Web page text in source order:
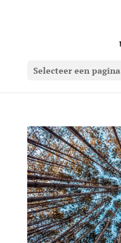
Selecteer een pagina